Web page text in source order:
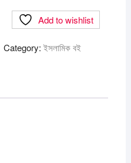
Add to wishlist
Category:ইসলামিক বই